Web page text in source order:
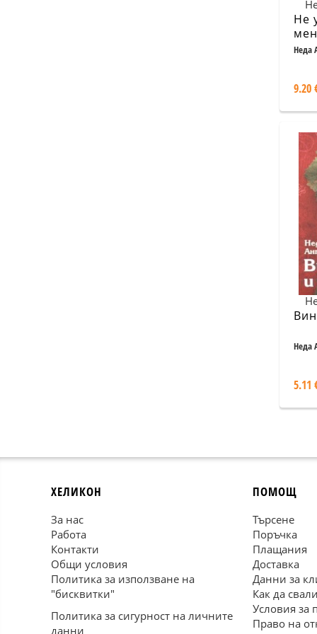
Не
мен
Неда
9.20
Неда
5.11
ХЕЛИКОН
За нас
Работа
Контакти
Общи условия
Политика за използване на
"бисквитки"
Политика за сигурност на личните
данни
ПОМОЩ
Търсене
Поръчка
Плащания
Доставка
Данни за
Как да
Условия за
Право на